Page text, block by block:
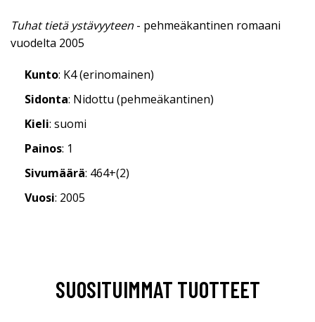
Tuhat tietä ystävyyteen - pehmeäkantinen romaani
vuodelta 2005
Kunto: K4 (erinomainen)
Sidonta: Nidottu (pehmeäkantinen)
Kieli: suomi
Painos: 1
Sivumäärä: 464+(2)
Vuosi: 2005
SUOSITUIMMAT TUOTTEET